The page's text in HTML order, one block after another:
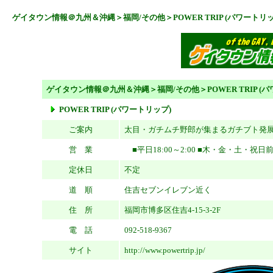
ゲイタウン情報＠九州＆沖縄 ＞ 福岡/その他＞POWER TRIP (パワートリ
ゲイタウン情報＠九州＆沖縄 ＞ 福岡/その他＞POWER TRIP (パ
POWER TRIP (パワートリップ)
ご案内 太目・ガチムチ野郎が集まるガチブト発
営 業 ■平日18:00～2:00 ■木・金・土・祝
定休日 不定
道 順 住吉セブンイレブン近く
住 所 福岡市博多区住吉4-15-3-2F
電 話 092-518-9367
サイト http://www.powertrip.jp/